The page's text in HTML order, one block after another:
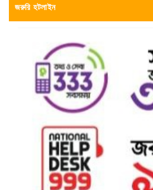
জরুরি হটলাইন